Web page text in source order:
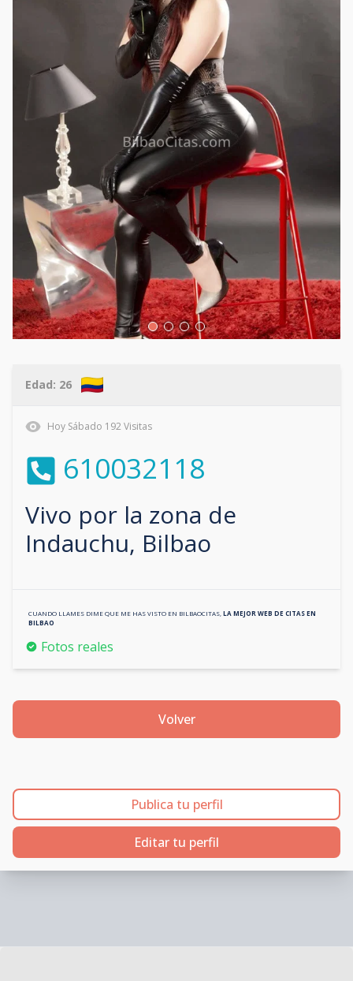
Edad: 26
Hoy Sábado 192 Visitas
610032118
Vivo por la zona de
Indauchu, Bilbao
CUANDO LLAMES DIME QUE ME HAS VISTO EN BILBAOCITAS LA MEJOR WEB DE CITAS EN
BILBAO
Fotos reales
Volver
Publica tu perfil
Editar tu perfil